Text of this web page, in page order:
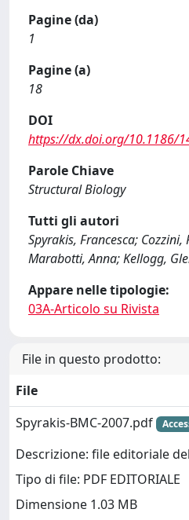
Pagine (da)
1
Pagine (a)
18
DOI
https://dx.doi.org/10.1186/
Parole Chiave
Structural Biology
Tutti gli autori
Spyrakis, Francesca;
Marabotti, Anna; Kellogg,
Appare nelle tipologie:
03A-Articolo su Rivista
File in questo prodotto:
File
Spyrakis-BMC-2007.pdf
Descrizione: file editoriale
Tipo di file: PDF EDITORIALE
Dimensione 1.03 MB